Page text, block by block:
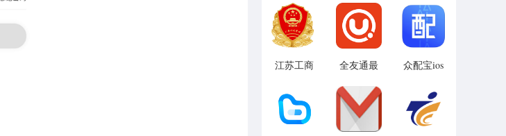
江苏工商
v1.0 安卓
版
全友通最
众配宝ios
iphone版